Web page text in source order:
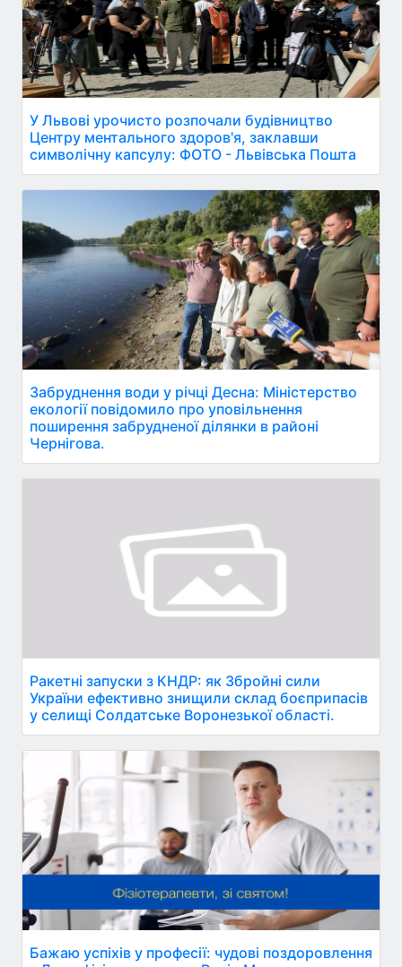
У Львові урочисто розпочали будівництво
Центру ментального здоров'я, заклавши
символічну капсулу: ФОТО - Львівська Пошта
Забруднення води у річці Десна: Міністерство
екології повідомило про уповільнення
поширення забрудненої ділянки в районі
Чернігова.
Ракетні запуски з КНДР: як Збройні сили
України ефективно знищили склад боєприпасів
у селищі Солдатське Воронезької області.
Бажаю успіхів у професії: чудові поздоровлення